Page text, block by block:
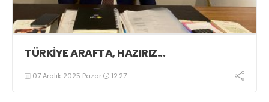
TÜRKİYE ARAFTA, HAZIRIZ...
07 Aralık 2025 Pazar 12:27